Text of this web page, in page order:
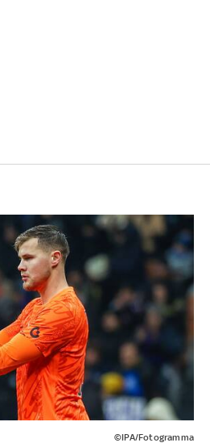
©IPA/Fotogramma